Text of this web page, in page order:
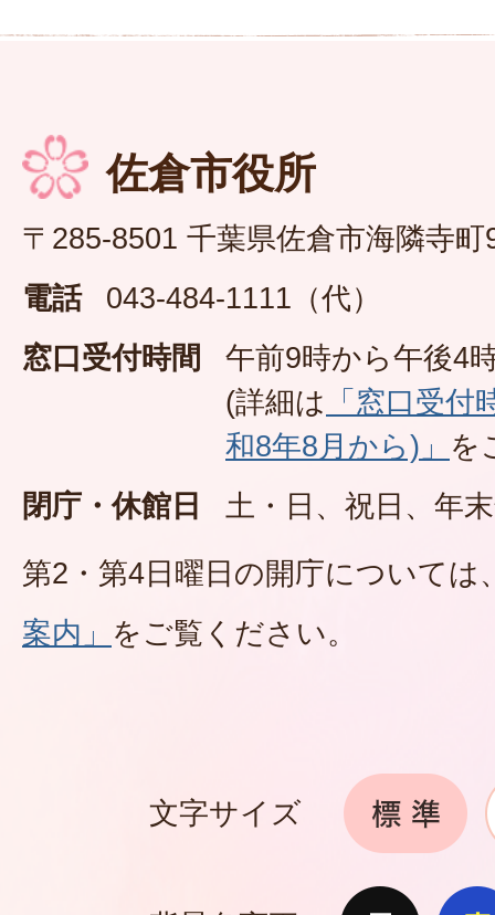
佐倉市役所
〒285-8501 千葉県佐倉市海隣寺町
電話
043-484-1111（代）
窓口受付時間
午前9時から午後4
(詳細は 「窓口受
和8年8月から)」 を
閉庁・休館日
土・日、祝日、年
第2・第4日曜日の開庁については
案内」 をご覧ください。
文字サイズ